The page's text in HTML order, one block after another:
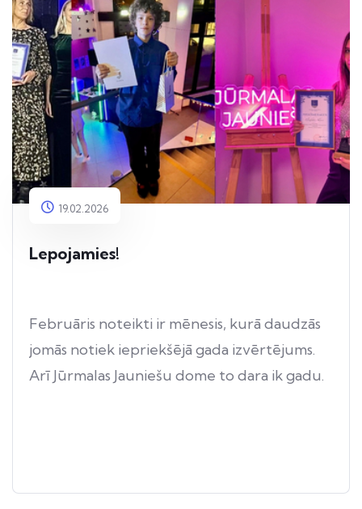
19.02.2026
Lepojamies!
Februāris noteikti ir mēnesis, kurā daudzās
jomās notiek iepriekšējā gada izvērtējums.
Arī Jūrmalas Jauniešu dome to dara ik gadu.